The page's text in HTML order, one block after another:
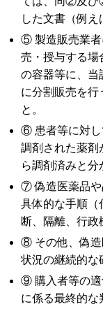
した文書（例え
⑤ 製造販売業者
売・授与する場
の容器等に、当
に分割販売を行
と。
⑥ 患者等に対し
調剤された薬剤
ら調剤済みと分
⑦ 偽造医薬品や
具体的な手順（
断、隔離、行政
⑧ その他、偽造
状況の継続的な
⑨ 購入者等の適
に係る最終的な